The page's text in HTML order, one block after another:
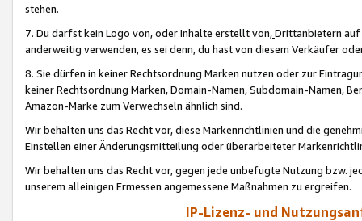
stehen.
7. Du darfst kein Logo von, oder Inhalte erstellt von,Drittanbietern auf
anderweitig verwenden, es sei denn, du hast von diesem Verkäufer
8. Sie dürfen in keiner Rechtsordnung Marken nutzen oder zur
keiner Rechtsordnung Marken, Domain-Namen, Subdomain-Namen,
Amazon-Marke zum Verwechseln ähnlich sind.
Wir behalten uns das Recht vor, diese Markenrichtlinien und die
Einstellen einer Änderungsmitteilung oder überarbeiteter
Wir behalten uns das Recht vor, gegen jede unbefugte Nutzung bzw.
unserem alleinigen Ermessen angemessene Maßnahmen zu ergreifen.
IP-Lizenz- und